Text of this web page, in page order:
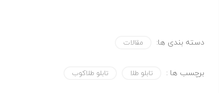
دسته بندی ها: مقالات
برچسب ها : تابلو طلا تابلو طلاکوب